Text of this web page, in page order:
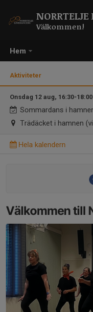
Hem
Välkommen!
Aktiviteter
Onsdag 12 aug, 16:30-18:00
Sommardans i
Trädäcket i hamnen
Hela kalendern
Välkommen till